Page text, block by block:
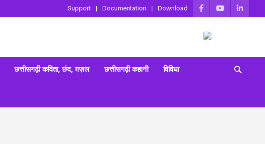
Support Documentation Download
छत्तीसगढ़ी कविता, छंद, ग़ज़ल छत्तीसगढ़ी कहानी विविधा